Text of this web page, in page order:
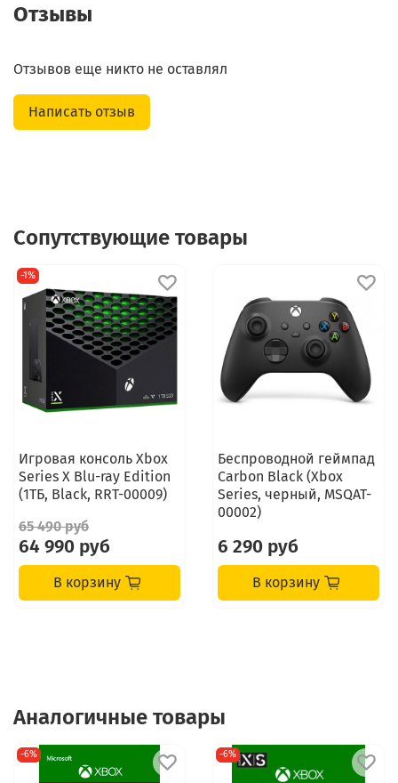
Отзывы
Отзывов еще никто не оставлял
Написать отзыв
Сопутствующие товары
-1%
Игровая консоль Xbox
Series X Blu-ray Edition
(1ТБ, Black, RRT-00009)
65 490 руб
64 990 руб
В корзину
Беспроводной геймпад
Carbon Black (Xbox
Series, черный, MSQAT-
00002)
6 290 руб
В корзину
Аналогичные товары
-6% -6%